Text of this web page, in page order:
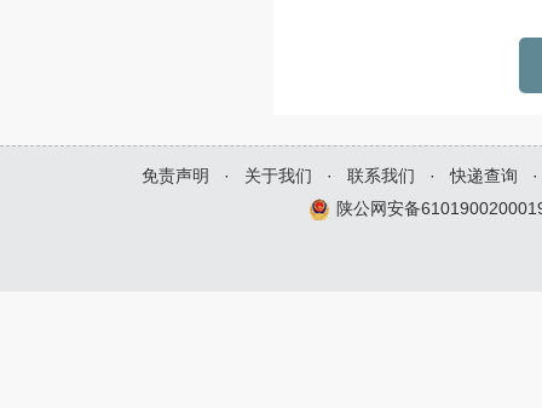
免责声明 · 关于我们 · 联系我们 · 快递查询
·
陕公网安备